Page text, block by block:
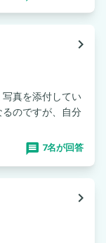
navigate_next
7名が回答
navigate_next